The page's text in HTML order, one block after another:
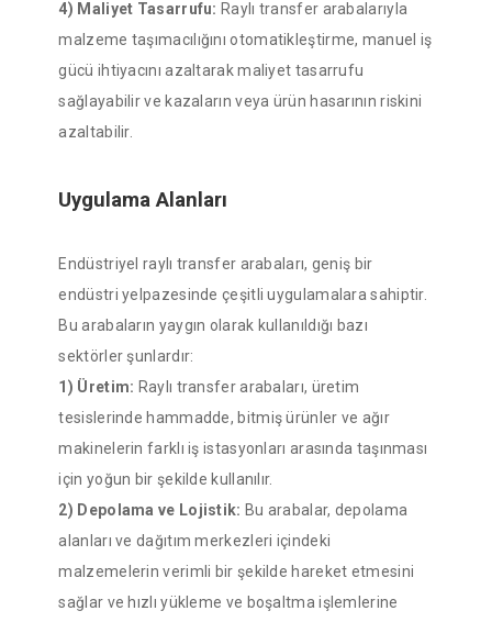
4) Maliyet Tasarrufu: Raylı transfer arabalarıyla
malzeme taşımacılığını otomatikleştirme, manuel iş
gücü ihtiyacını azaltarak maliyet tasarrufu
sağlayabilir ve kazaların veya ürün hasarının riskini
azaltabilir.
Uygulama Alanları
Endüstriyel raylı transfer arabaları, geniş bir
endüstri yelpazesinde çeşitli uygulamalara sahiptir.
Bu arabaların yaygın olarak kullanıldığı bazı
sektörler şunlardır:
1) Üretim: Raylı transfer arabaları, üretim
tesislerinde hammadde, bitmiş ürünler ve ağır
makinelerin farklı iş istasyonları arasında taşınması
için yoğun bir şekilde kullanılır.
2) Depolama ve Lojistik: Bu arabalar, depolama
alanları ve dağıtım merkezleri içindeki
malzemelerin verimli bir şekilde hareket etmesini
sağlar ve hızlı yükleme ve boşaltma işlemlerine